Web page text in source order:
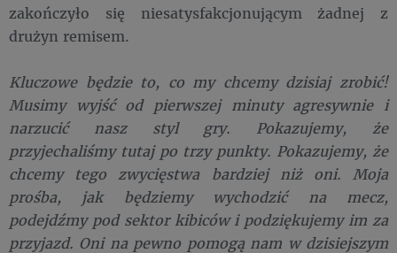
zakończyło się niesatysfakcjonującym żadnej z
drużyn remisem.
Kluczowe będzie to, co my chcemy dzisiaj zrobić!
Musimy wyjść od pierwszej minuty agresywnie i
narzucić nasz styl gry. Pokazujemy, że
przyjechaliśmy tutaj po trzy punkty. Pokazujemy, że
chcemy tego zwycięstwa bardziej niż oni. Moja
prośba, jak będziemy wychodzić na mecz,
podejdźmy pod sektor kibiców i podziękujemy im za
przyjazd. Oni na pewno pomogą nam w dzisiejszym